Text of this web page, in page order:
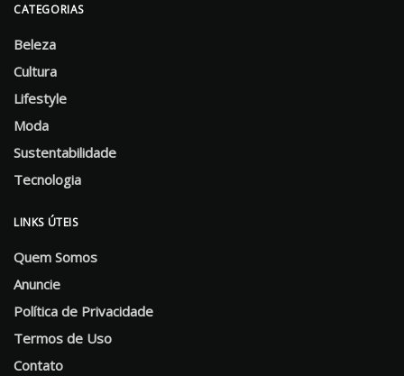
CATEGORIAS
Beleza
Cultura
Lifestyle
Moda
Sustentabilidade
Tecnologia
LINKS ÚTEIS
Quem Somos
Anuncie
Política de Privacidade
Termos de Uso
Contato